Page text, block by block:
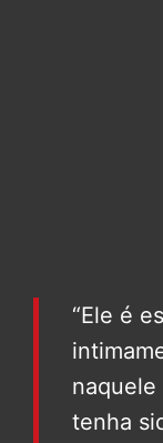
“Ele é
naquele
tenha